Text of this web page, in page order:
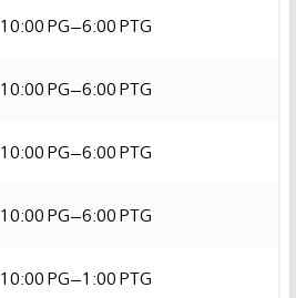
10:00 PG–6:00 PTG
10:00 PG–6:00 PTG
10:00 PG–6:00 PTG
10:00 PG–6:00 PTG
10:00 PG–1:00 PTG